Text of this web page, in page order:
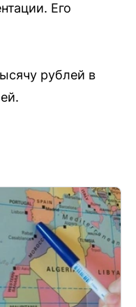
Его
рублей в